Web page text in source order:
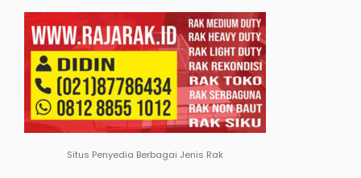
Situs Penyedia Berbagai Jenis Rak